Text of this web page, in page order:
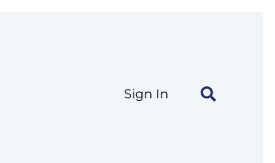
Sign In Cari